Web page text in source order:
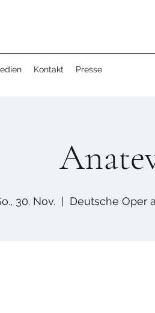
Kontakt Presse
30. Nov. Deutsche Oper